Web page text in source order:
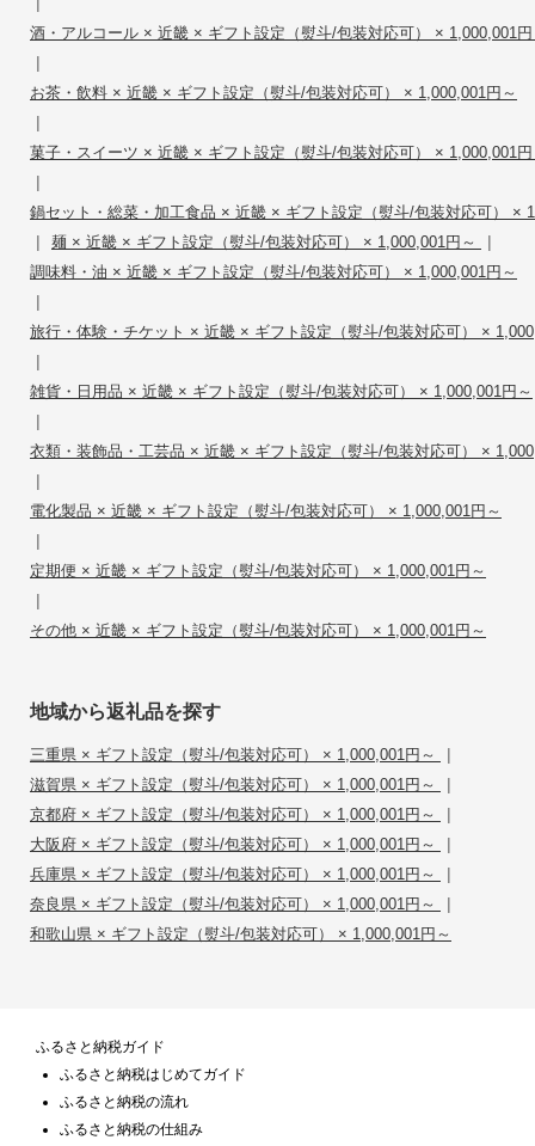
酒・アルコール × 近畿 × ギフト設定（熨斗/包装対応可） × 1,000,001
|
お茶・飲料 × 近畿 × ギフト設定（熨斗/包装対応可） × 1,000,001円～
|
菓子・スイーツ × 近畿 × ギフト設定（熨斗/包装対応可） × 1,000,001
|
鍋セット・総菜・加工食品 × 近畿 × ギフト設定（熨斗/包装対応可） ×
| 麺 × 近畿 × ギフト設定（熨斗/包装対応可） × 1,000,001円～ |
調味料・油 × 近畿 × ギフト設定（熨斗/包装対応可） × 1,000,001円～
|
旅行・体験・チケット × 近畿 × ギフト設定（熨斗/包装対応可） ×
|
雑貨・日用品 × 近畿 × ギフト設定（熨斗/包装対応可） × 1,000,001円～
|
衣類・装飾品・工芸品 × 近畿 × ギフト設定（熨斗/包装対応可） ×
|
電化製品 × 近畿 × ギフト設定（熨斗/包装対応可） × 1,000,001円～
|
定期便 × 近畿 × ギフト設定（熨斗/包装対応可） × 1,000,001円～
|
その他 × 近畿 × ギフト設定（熨斗/包装対応可） × 1,000,001円～
地域から返礼品を探す
三重県 × ギフト設定（熨斗/包装対応可） × 1,000,001円～ |
滋賀県 × ギフト設定（熨斗/包装対応可） × 1,000,001円～ |
京都府 × ギフト設定（熨斗/包装対応可） × 1,000,001円～ |
大阪府 × ギフト設定（熨斗/包装対応可） × 1,000,001円～ |
兵庫県 × ギフト設定（熨斗/包装対応可） × 1,000,001円～ |
奈良県 × ギフト設定（熨斗/包装対応可） × 1,000,001円～ |
和歌山県 × ギフト設定（熨斗/包装対応可） × 1,000,001円～
ふるさと納税ガイド
ふるさと納税はじめてガイド
ふるさと納税の流れ
ふるさと納税の仕組み